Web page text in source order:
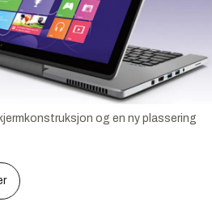
og en ny plassering